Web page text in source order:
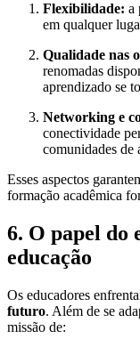
Flexibilidade: a
em qualquer
Qualidade nas
renomadas
aprendizado se
Networking e
conectividade
comunidades de
Esses aspectos
formação acadêmica
6. O papel do
educação
Os educadores
futuro. Além de se
missão de: